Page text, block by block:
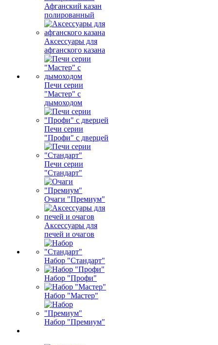
Афганский казан
полированный
Аксессуары для
афганского казана
Печи серии
"Мастер" с
дымоходом
Печи серии
"Профи" с дверцей
Печи серии
"Стандарт"
Очаги "Премиум"
Аксессуары для
печей и очагов
Набор "Стандарт"
Набор "Профи"
Набор "Мастер"
Набор "Премиум"